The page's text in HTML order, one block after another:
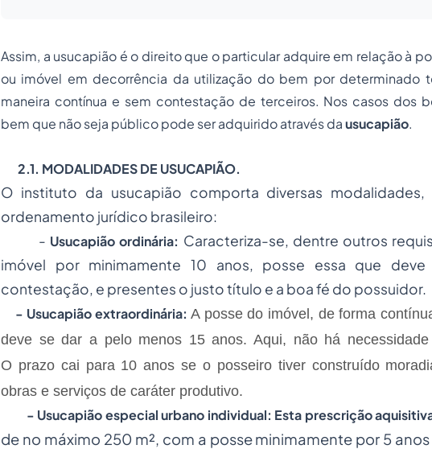
Assim, a usucapião é o direito que o particular adquire em relação à
ou imóvel em decorrência da utilização do bem por determinado
maneira contínua e sem contestação de terceiros. Nos casos dos
bem que não seja público pode ser adquirido através dausucapião.
2.1. MODALIDADES DE USUCAPIÃO.
O instituto da usucapião comporta diversas
ordenamento jurídico brasileiro:
- Usucapião ordinária: Caracteriza-se, dentre outros
imóvel por minimamente 10 anos, posse essa que
contestação, e presentes o justo título e a boa fé do possuidor.
- Usucapião extraordinária: A posse do imóvel, de forma
deve se dar a pelo menos 15 anos. Aqui, não há
O prazo cai para 10 anos se o posseiro tiver construído
obras e serviços de caráter produtivo.
- Usucapião especial urbano individual: Esta prescrição
de no máximo 250 m², com a posse minimamente por 5